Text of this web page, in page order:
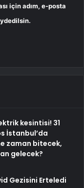
için adım, e-posta
kesintisi! 31
İstanbul’da
zaman bitecek,
gelecek?
Gezisini Erteledi